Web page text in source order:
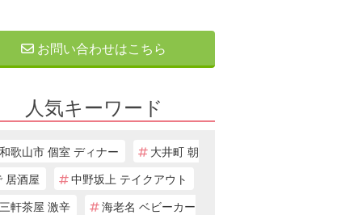
お問い合わせはこちら
人気キーワード
和歌山市 個室 ディナー
大井町 朝
居酒屋
中野坂上 テイクアウト
三軒茶屋 激辛
海老名 ベビーカー